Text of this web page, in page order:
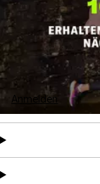
Anmelden